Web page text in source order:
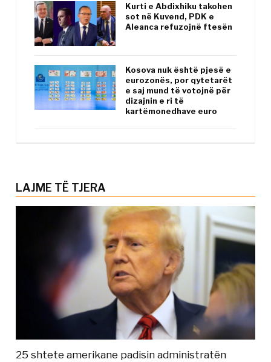
Kurti e Abdixhiku takohen
sot në Kuvend, PDK e
Aleanca refuzojnë ftesën
Kosova nuk është pjesë e
eurozonës, por qytetarët
e saj mund të votojnë për
dizajnin e ri të
kartëmonedhave euro
LAJME TË TJERA
25 shtete amerikane padisin administratën